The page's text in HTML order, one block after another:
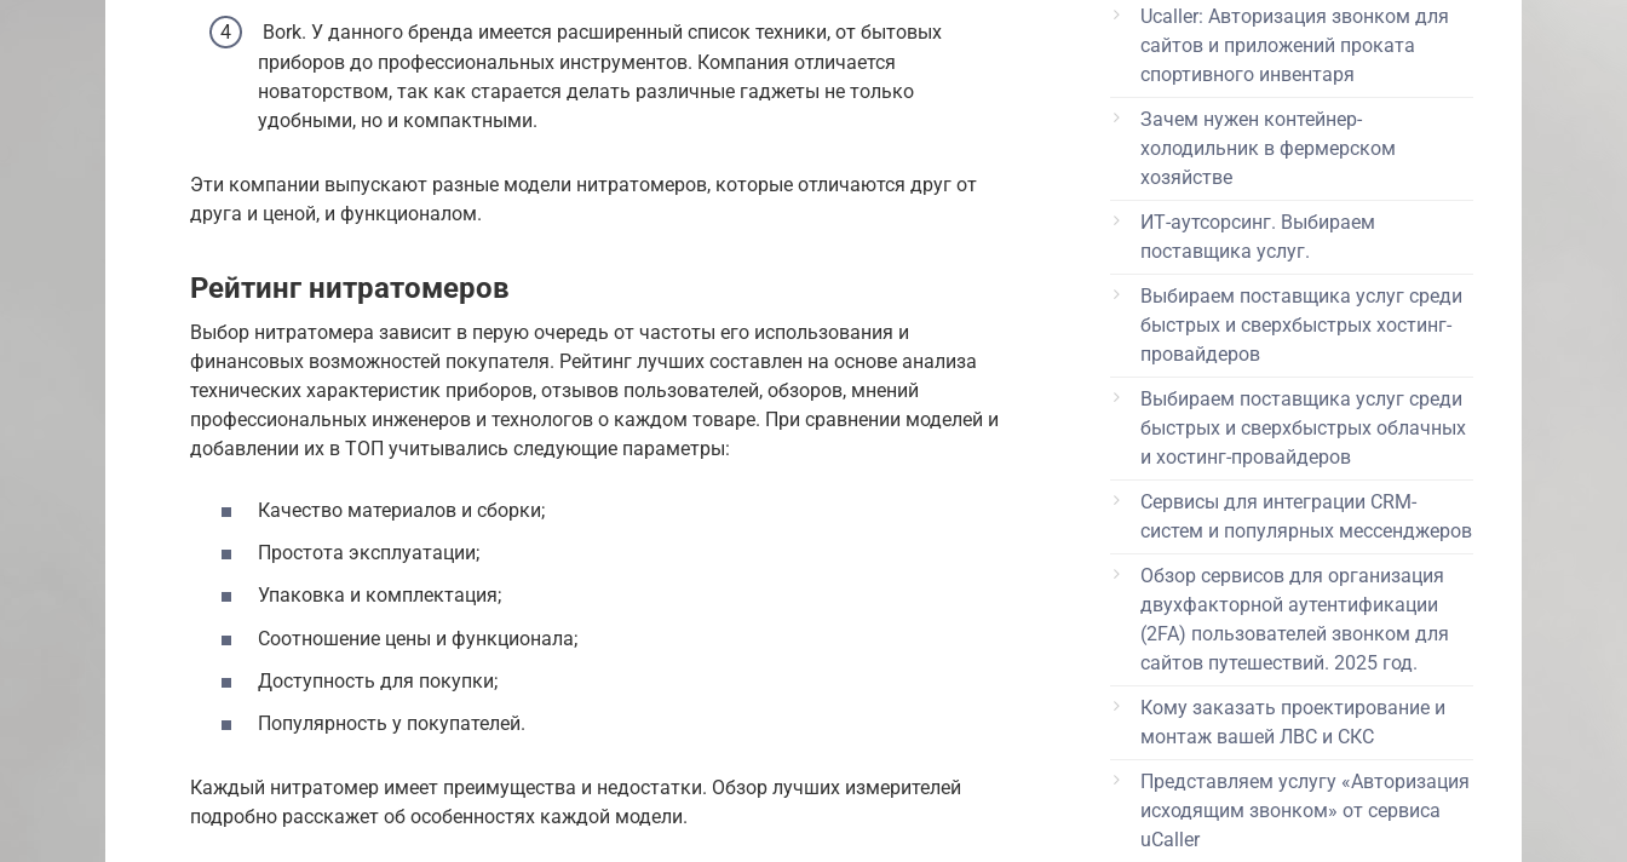
Bork. У данного бренда имеется расширенный список техники, от бытовых
приборов до профессиональных инструментов. Компания отличается
новаторством, так как старается делать различные гаджеты не только
удобными, но и компактными.
Эти компании выпускают разные модели нитратомеров, которые отличаются друг от
друга и ценой, и функционалом.
Рейтинг нитратомеров
Выбор нитратомера зависит в перую очередь от частоты его использования и
финансовых возможностей покупателя. Рейтинг лучших составлен на основе анализа
технических характеристик приборов, отзывов пользователей, обзоров, мнений
профессиональных инженеров и технологов о каждом товаре. При сравнении моделей и
добавлении их в ТОП учитывались следующие параметры:
Качество материалов и сборки;
Простота эксплуатации;
Упаковка и комплектация;
Соотношение цены и функционала;
Доступность для покупки;
Популярность у покупателей.
Каждый нитратомер имеет преимущества и недостатки. Обзор лучших измерителей
подробно расскажет об особенностях каждой модели.
Ucaller: Авторизация звонком для
сайтов и приложений проката
спортивного инвентаря
Зачем нужен контейнер-
холодильник в фермерском
хозяйстве
ИТ-аутсорсинг. Выбираем
поставщика услуг.
Выбираем поставщика услуг среди
быстрых и сверхбыстрых хостинг-
провайдеров
Выбираем поставщика услуг среди
быстрых и сверхбыстрых облачных
и хостинг-провайдеров
Сервисы для интеграции CRM-
систем и популярных мессенджеров
Обзор сервисов для организация
двухфакторной аутентификации
(2FA) пользователей звонком для
сайтов путешествий. 2025 год.
Кому заказать проектирование и
монтаж вашей ЛВС и СКС
Представляем услугу «Авторизация
исходящим звонком» от сервиса
uCaller